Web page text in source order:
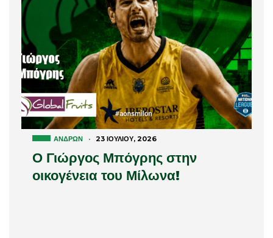
ΑΝΔΡΏΝ · 23 ΙΟΥΛΊΟΥ, 2026
Ο Γιώργος Μπόγρης στην
οικογένεια του Μίλωνα!